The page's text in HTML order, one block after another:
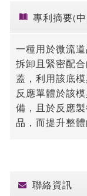
專利摘要(
一種用於微流
拆卸且緊密配
蓋，利用該底
反應單體於該
備，且於反應
品，而提升整體
聯絡資訊